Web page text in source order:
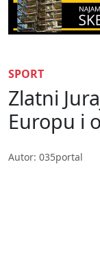
SPORT
Zlatni
Europu i
Autor: 035portal